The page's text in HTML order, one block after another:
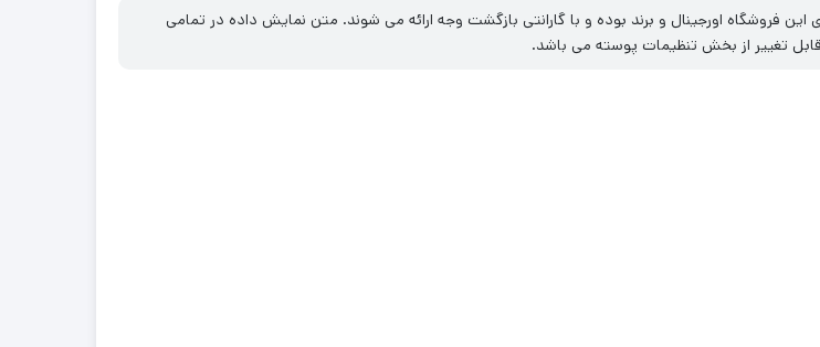
این فروشگاه اورجینال و برند بوده و با گارانتی بازگشت وجه ارائه می شوند. متن نمایش داده در تمامی
تغییر از بخش تنظیمات پوسته می باشد.